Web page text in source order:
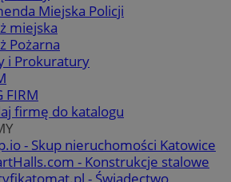
Miejska Policji
miejska
Pożarna
i Prokuratury
FIRM
firmę do katalogu
- Skup nieruchomości Katowice
- Konstrukcje stalowe